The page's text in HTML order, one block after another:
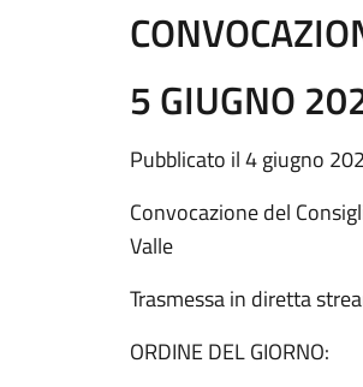
5 GIUGNO
Pubblicato il 4 giugno
Convocazione del
Valle
Trasmessa in diretta
ORDINE DEL GIORNO: